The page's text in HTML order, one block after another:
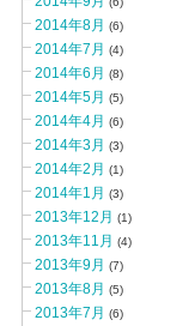
2014年8月 (6)
2014年7月 (4)
2014年6月 (8)
2014年5月 (5)
2014年4月 (6)
2014年3月 (3)
2014年2月 (1)
2014年1月 (3)
2013年12月 (1)
2013年11月 (4)
2013年9月 (7)
2013年8月 (5)
2013年7月 (6)